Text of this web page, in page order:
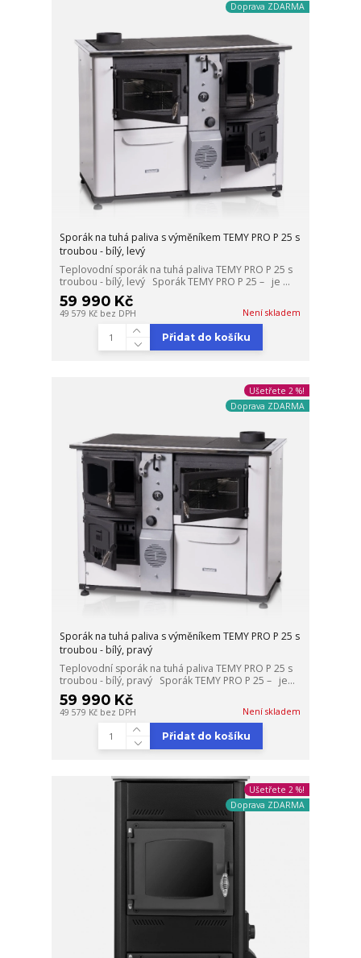
Doprava ZDARMA
Sporák na tuhá paliva s výměníkem TEMY PRO P 25 s
troubou - bílý, levý
Teplovodní sporák na tuhá paliva TEMY PRO P 25 s
troubou - bílý, levý Sporák TEMY PRO P 25 – je ...
59 990 Kč
49 579 Kč bez DPH Není skladem
Přidat do košíku
Ušetřete 2 %!
Doprava ZDARMA
Sporák na tuhá paliva s výměníkem TEMY PRO P 25 s
troubou - bílý, pravý
Teplovodní sporák na tuhá paliva TEMY PRO P 25 s
troubou - bílý, pravý Sporák TEMY PRO P 25 – je...
59 990 Kč
49 579 Kč bez DPH Není skladem
Přidat do košíku
Ušetřete 2 %!
Doprava ZDARMA